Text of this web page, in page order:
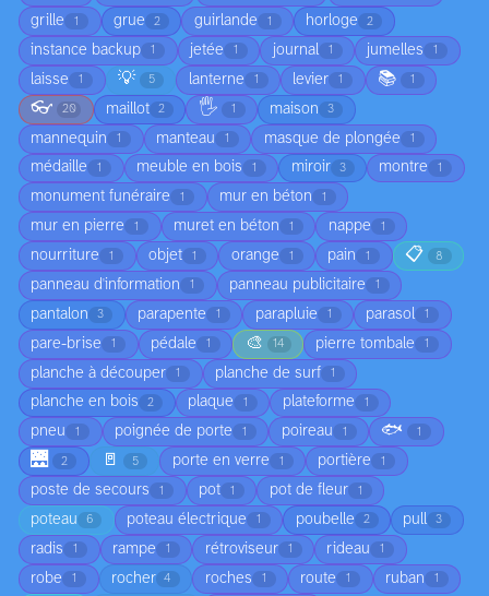
grille 1 grue 2 guirlande 1 horloge 2
instance backup 1 jetée 1 journal 1 jumelles 1
laisse 1 💡 5 lanterne 1 levier 1 📚 1
👓 20 maillot 2 🖐️ 1 maison 3
mannequin 1 manteau 1 masque de plongée 1
médaille 1 meuble en bois 1 miroir 3 montre 1
monument funéraire 1 mur en béton 1
mur en pierre 1 muret en béton 1 nappe 1
nourriture 1 objet 1 orange 1 pain 1 📋 8
panneau d'information 1 panneau publicitaire 1
pantalon 3 parapente 1 parapluie 1 parasol 1
pare-brise 1 pédale 1 🎨 14 pierre tombale 1
planche à découper 1 planche de surf 1
planche en bois 2 plaque 1 plateforme 1
pneu 1 poignée de porte 1 poireau 1 🐟 1
🌉 2 🚪 5 porte en verre 1 portière 1
poste de secours 1 pot 1 pot de fleur 1
poteau 6 poteau électrique 1 poubelle 2 pull 3
radis 1 rampe 1 rétroviseur 1 rideau 1
robe 1 rocher 4 roches 1 route 1 ruban 1